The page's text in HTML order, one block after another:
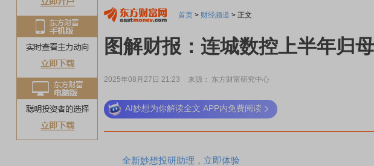
首页 > 财经频道 > 正文
图解财报：连城数控上半年归
2025年08月27日 21:23 来源： 东方财富研究中心
AI妙想为你解读全文 APP内免费阅读
全新妙想投研助理，立即体验
稀土板块领涨